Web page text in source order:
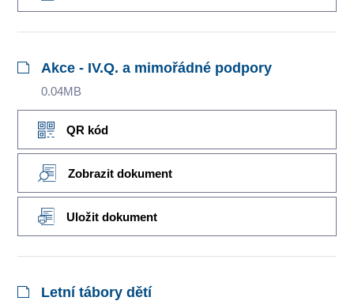
Akce - IV.Q. a mimořádné podpory
0.04MB
QR kód
Zobrazit dokument
Uložit dokument
Letní tábory dětí